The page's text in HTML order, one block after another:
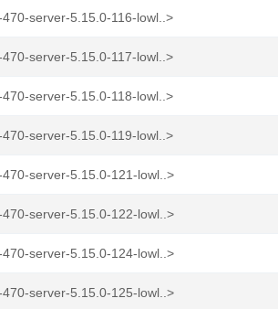
server-5.15.0-116-lowl..>
server-5.15.0-117-lowl..>
server-5.15.0-118-lowl..>
server-5.15.0-119-lowl..>
server-5.15.0-121-lowl..>
server-5.15.0-122-lowl..>
server-5.15.0-124-lowl..>
server-5.15.0-125-lowl..>